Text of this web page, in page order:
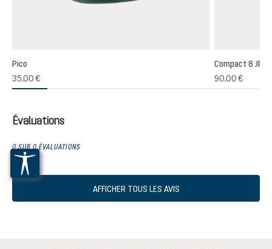
de 5 sur 5 étoiles
Pico
35,00 €
Compact 8 JR
90,00 €
Évaluations
0 SUR 0 ÉVALUATIONS
AFFICHER TOUS LES AVIS